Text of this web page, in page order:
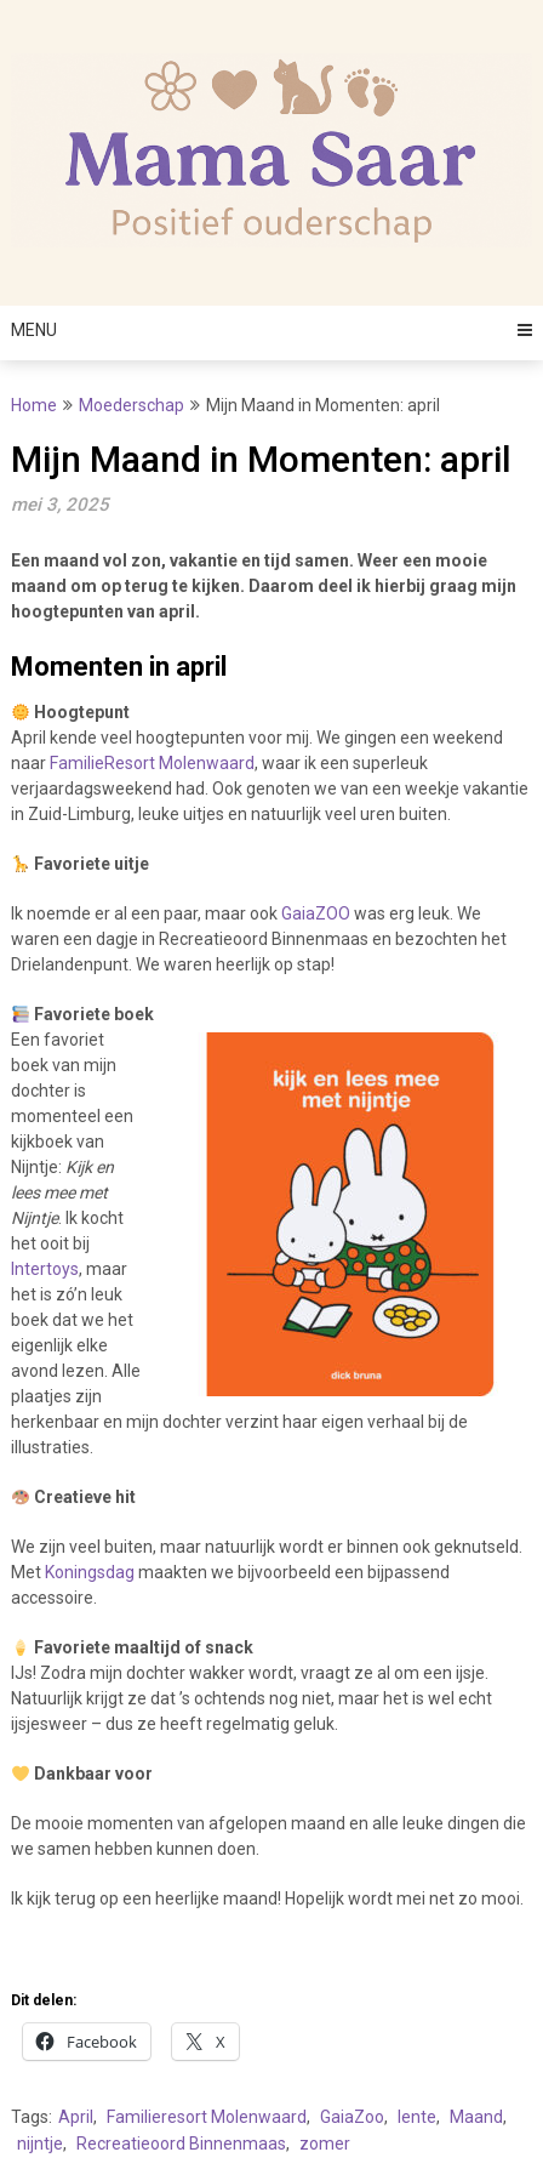
MENU
Home Moederschap Mijn Maand in Momenten: april
Mijn Maand in Momenten: april
mei 3, 2025
Een maand vol zon, vakantie en tijd samen. Weer een mooie
maand om op terug te kijken. Daarom deel ik hierbij graag mijn
hoogtepunten van april.
Momenten in april
Hoogtepunt
April kende veel hoogtepunten voor mij. We gingen een weekend
naar FamilieResort Molenwaard, waar ik een superleuk
verjaardagsweekend had. Ook genoten we van een weekje vakantie
in Zuid-Limburg, leuke uitjes en natuurlijk veel uren buiten.
Favoriete uitje
Ik noemde er al een paar, maar ookGaiaZOO was erg leuk. We
waren een dagje in Recreatieoord Binnenmaas en bezochten het
Drielandenpunt. We waren heerlijk op stap!
Favoriete boek
Een favoriet
boek van mijn
dochter is
momenteel een
kijkboek van
Nijntje: Kijk en
lees mee met
Nijntje. Ik kocht
het ooit bij
Intertoys, maar
het is zó’n leuk
boek dat we het
eigenlijk elke
avond lezen. Alle
plaatjes zijn
herkenbaar en mijn dochter verzint haar eigen verhaal bij de
illustraties.
Creatieve hit
We zijn veel buiten, maar natuurlijk wordt er binnen ook geknutseld.
Met Koningsdag maakten we bijvoorbeeld een bijpassend
accessoire.
Favoriete maaltijd of snack
IJs! Zodra mijn dochter wakker wordt, vraagt ze al om een ijsje.
Natuurlijk krijgt ze dat ’s ochtends nog niet, maar het is wel echt
ijsjesweer – dus ze heeft regelmatig geluk.
Dankbaar voor
De mooie momenten van afgelopen maand en alle leuke dingen die
we samen hebben kunnen doen.
Ik kijk terug op een heerlijke maand! Hopelijk wordt mei net zo mooi.
Dit delen:
Facebook X
Tags: April , Familieresort Molenwaard, GaiaZoo, lente, Maand,
nijntje, Recreatieoord Binnenmaas, zomer